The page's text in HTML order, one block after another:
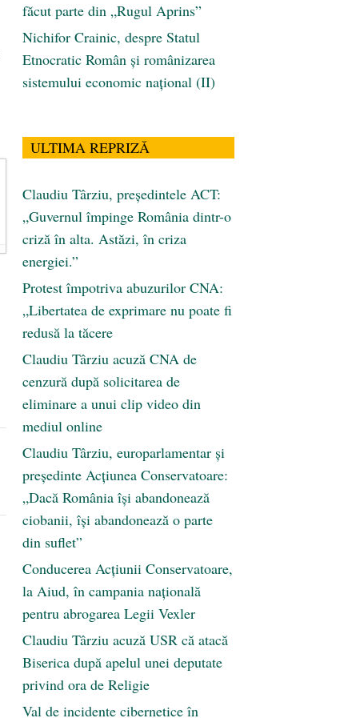
făcut parte din „Rugul Aprins”
Nichifor Crainic, despre Statul
Etnocratic Român şi românizarea
sistemului economic naţional (II)
ULTIMA REPRIZĂ
Claudiu Târziu, președintele ACT:
„Guvernul împinge România dintr-o
criză în alta. Astăzi, în criza
energiei.”
Protest împotriva abuzurilor CNA:
„Libertatea de exprimare nu poate fi
redusă la tăcere
Claudiu Târziu acuză CNA de
cenzură după solicitarea de
eliminare a unui clip video din
mediul online
Claudiu Târziu, europarlamentar și
președinte Acțiunea Conservatoare:
„Dacă România își abandonează
ciobanii, își abandonează o parte
din suflet”
Conducerea Acțiunii Conservatoare,
la Aiud, în campania națională
pentru abrogarea Legii Vexler
Claudiu Târziu acuză USR că atacă
Biserica după apelul unei deputate
privind ora de Religie
Val de incidente cibernetice în